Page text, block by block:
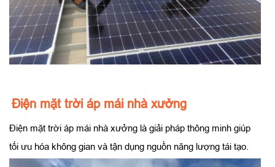
Điện mặt trời áp mái nhà xưởng
Điện mặt trời áp mái nhà xưởng là giải pháp thông minh giúp
tối ưu hóa không gian và tận dụng nguồn năng lượng tái tạo.